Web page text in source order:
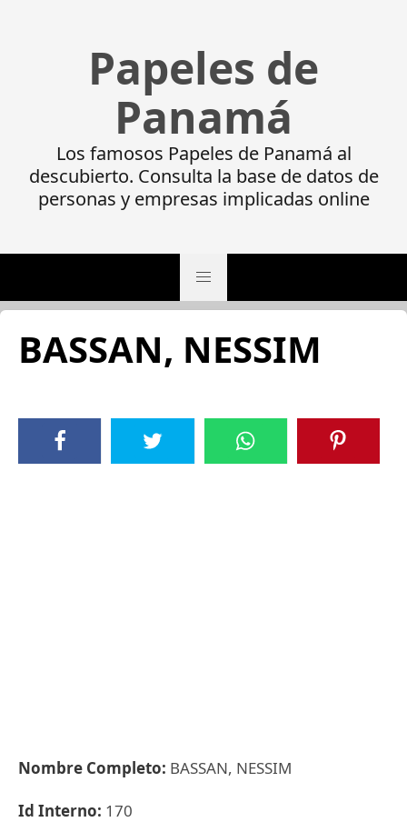
Papeles de
Panamá
Los famosos Papeles de Panamá al
descubierto. Consulta la base de datos de
personas y empresas implicadas online
BASSAN, NESSIM
Nombre Completo: BASSAN, NESSIM
Id Interno: 170